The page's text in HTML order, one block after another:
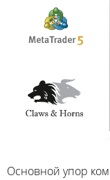
Основной упор